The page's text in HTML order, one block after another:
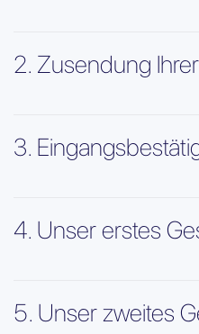
2. Zusendung
3.
4. Unser erstes
5. Unser zweites